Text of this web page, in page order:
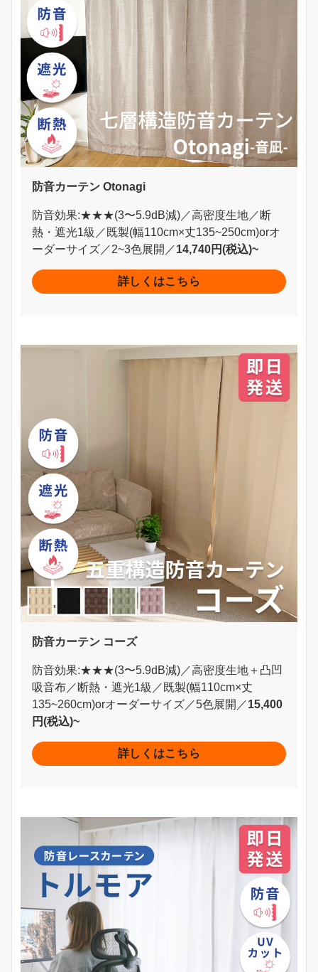
防音カーテン Otonagi
防音効果:★★★(3〜5.9dB減)／高密度生地／断
熱・遮光1級／既製(幅110cm×丈135~250cm)orオ
ーダーサイズ／2~3色展開／14,740円(税込)~
詳しくはこちら
防音カーテン コーズ
防音効果:★★★(3〜5.9dB減)／高密度生地＋凸凹
吸音布／断熱・遮光1級／既製(幅110cm×丈
135~260cm)orオーダーサイズ／5色展開／15,400
円(税込)~
詳しくはこちら